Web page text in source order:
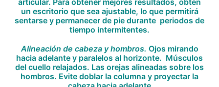
articular. Para obtener mejores resultados, obtén
un escritorio que sea ajustable, lo que permitirá
sentarse y permanecer de pie durante periodos de
tiempo intermitentes.
Alineación de cabeza y hombros. Ojos mirando
hacia adelante y paralelos al horizonte. Músculos
del cuello relajados. Las orejas alineadas sobre los
hombros. Evite doblar la columna y proyectar la